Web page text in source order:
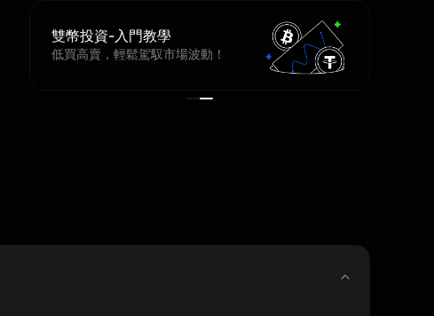
雙幣投資-入門教學
低買高賣，輕鬆駕馭市場波動！